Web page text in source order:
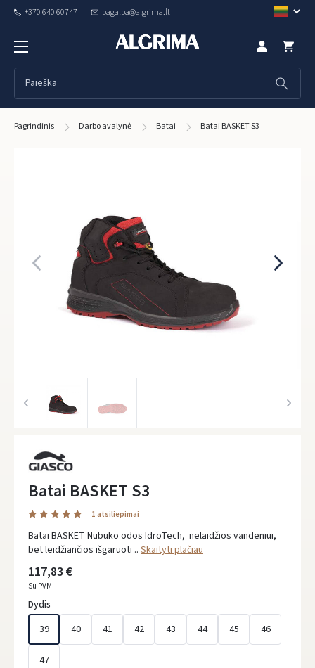
+370 640 60747 pagalba@algrima.lt
Pagrindinis Darbo avalynė Batai Batai BASKET S3
Batai BASKET S3
1 atsiliepimai
Batai BASKET Nubuko odos IdroTech, nelaidžios vandeniui,
bet leidžiančios išgaruoti .. Skaityti plačiau
117,83 €
Su PVM
Dydis
39
40 41 42 43 44 45 46
47